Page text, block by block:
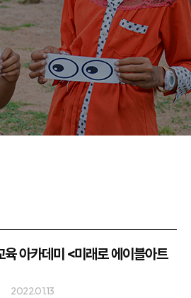
아카데미 <미래로 에이블아트
2022.01.13